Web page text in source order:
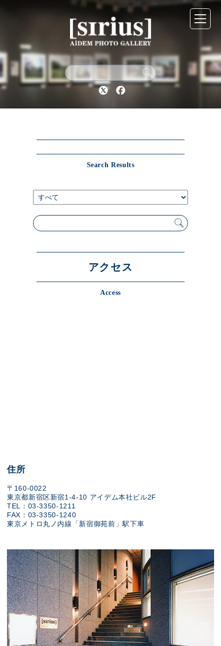
Twitter Facebook
Search Results
アクセス
Access
住所
〒160-0022
東京都新宿区新宿1-4-10 アイデム本社ビル2F
TEL：03-3350-1211
FAX：03-3350-1240
東京メトロ丸ノ内線「新宿御苑前」駅下車
シリウスについて
展示スケジュール
展示のお申し込み